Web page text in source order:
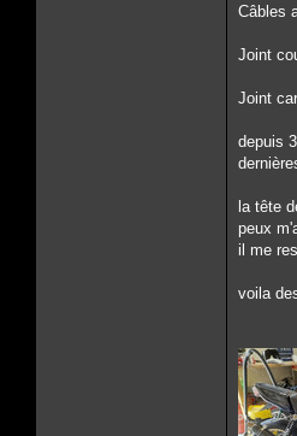
Câbles
Joint
Joint
depuis
la tête
peux
il me
voila